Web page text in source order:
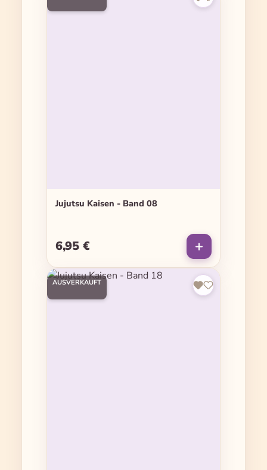
Jujutsu Kaisen - Band 08
Regulärer Preis:
6,95 €
AUSVERKAUFT